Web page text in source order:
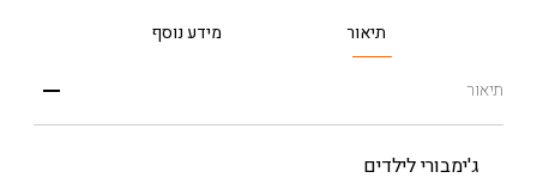
תיאור מידע נוסף
תיאור
ג'ימבורי לילדים